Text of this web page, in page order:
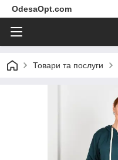
OdesaOpt.com
Товари та послуги